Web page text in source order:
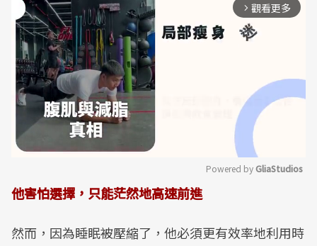
arrow_forward_ios 觀看更多
Powered by GliaStudios
他害怕選擇，只能茫然地高速前進
然而，因為睡眠被壓縮了，他必須更有效率地利用時